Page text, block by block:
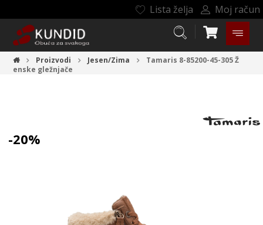
Lista želja Moj račun
Proizvodi Jesen/Zima Tamaris 8-85200-45-305Ž
enske gležnjače
-20%